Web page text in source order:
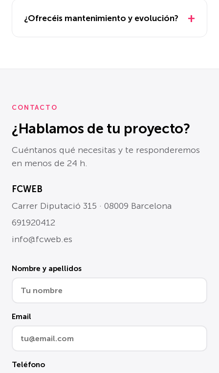
¿Ofrecéis mantenimiento y evolución?
CONTACTO
¿Hablamos de tu proyecto?
Cuéntanos qué necesitas y te responderemos
en menos de 24 h.
FCWEB
Carrer Diputació 315 · 08009 Barcelona
691920412
info@fcweb.es
Nombre y apellidos
Email
Teléfono